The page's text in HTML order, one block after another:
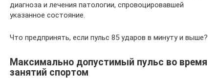
диагноза и лечения патологии, спровоцировавшей
указанное состояние.
Что предпринять, если пульс 85 ударов в минуту и выше?
Максимально допустимый пульс во время
занятий спортом